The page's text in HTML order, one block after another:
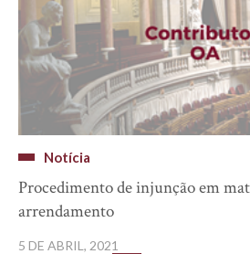
Notícia
Procedimento de injunção em
arrendamento
5 DE ABRIL, 2021